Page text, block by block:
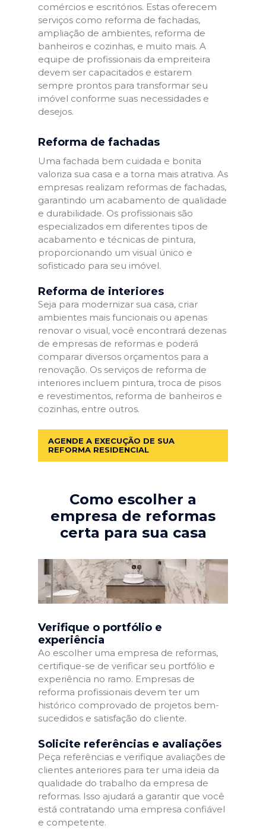
comércios e escritórios. Estas oferecem
serviços como reforma de fachadas,
ampliação de ambientes, reforma de
banheiros e cozinhas, e muito mais. A
equipe de profissionais da empreiteira
devem ser capacitados e estarem
sempre prontos para transformar seu
imóvel conforme suas necessidades e
desejos.
Reforma de fachadas
Uma fachada bem cuidada e bonita
valoriza sua casa e a torna mais atrativa. As
empresas realizam reformas de fachadas,
garantindo um acabamento de qualidade
e durabilidade. Os profissionais são
especializados em diferentes tipos de
acabamento e técnicas de pintura,
proporcionando um visual único e
sofisticado para seu imóvel.
Reforma de interiores
Seja para modernizar sua casa, criar
ambientes mais funcionais ou apenas
renovar o visual, você encontrará dezenas
de empresas de reformas e poderá
comparar diversos orçamentos para a
renovação. Os serviços de reforma de
interiores incluem pintura, troca de pisos
e revestimentos, reforma de banheiros e
cozinhas, entre outros.
AGENDE A EXECUÇÃO DE SUA
REFORMA RESIDENCIAL
Como escolher a
empresa de reformas
certa para sua casa
Verifique o portfólio e
experiência
Ao escolher uma empresa de reformas,
certifique-se de verificar seu portfólio e
experiência no ramo. Empresas de
reforma profissionais devem ter um
histórico comprovado de projetos bem-
sucedidos e satisfação do cliente.
Solicite referências e avaliações
Peça referências e verifique avaliações de
clientes anteriores para ter uma ideia da
qualidade do trabalho da empresa de
reformas. Isso ajudará a garantir que você
está contratando uma empresa confiável
e competente.